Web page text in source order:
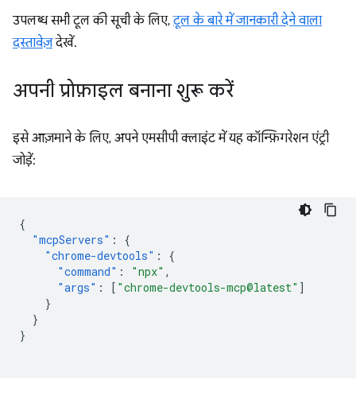
उपलब्ध सभी टूल की सूची के लिए,टूल के बारे में जानकारी देने वाला
दस्तावेज़देखें.
अपनी प्रोफ़ाइल बनाना शुरू करें
इसे आज़माने के लिए, अपने एमसीपी क्लाइंट में यह कॉन्फ़िगरेशन एंट्री
जोड़ें:
{
"mcpServers" :
{
"chrome-devtools" :
{
"command" : "npx" ,
"args" : [ "chrome-devtools-mcp@latest" ]
}
}
}